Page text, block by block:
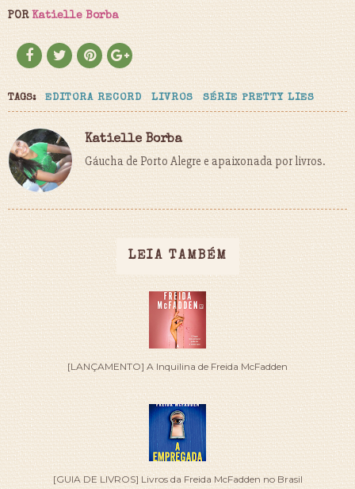
POR Katielle Borba
TAGS: EDITORA RECORD LIVROS SÉRIE PRETTY LIES
Katielle Borba
Gáucha de Porto Alegre e apaixonada por livros.
LEIA TAMBÉM
[LANÇAMENTO] A Inquilina de Freida McFadden
[GUIA DE LIVROS] Livros da Freida McFadden no Brasil